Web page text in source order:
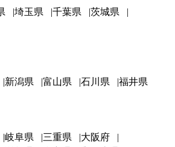
埼玉県 千葉県
茨城県
新潟県 富山県 石川県 福井県
岐阜県 三重県
大阪府